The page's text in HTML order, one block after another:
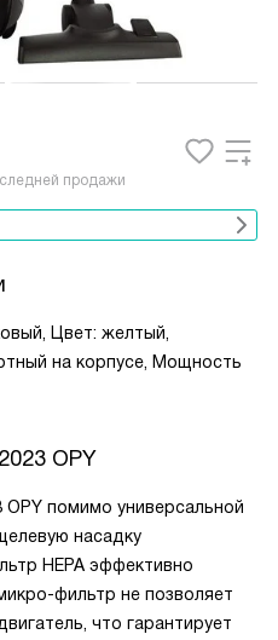
продажи
Цвет: желтый,
на корпусе, Мощность
OPY
помимо универсальной
насадку
HEPA эффективно
фильтр не позволяет
что гарантирует